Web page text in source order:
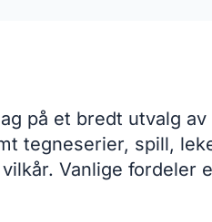
på et bredt utvalg
tegneserier, spill,
Vanlige